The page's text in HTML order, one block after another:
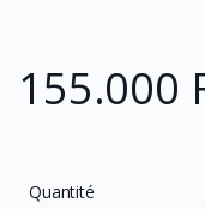
155.000
Quantité